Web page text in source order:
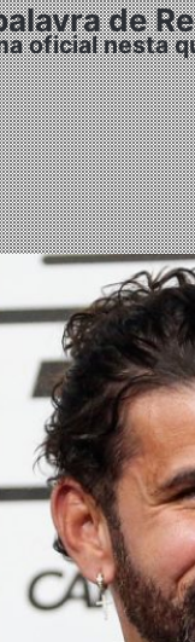
de
oficial nesta